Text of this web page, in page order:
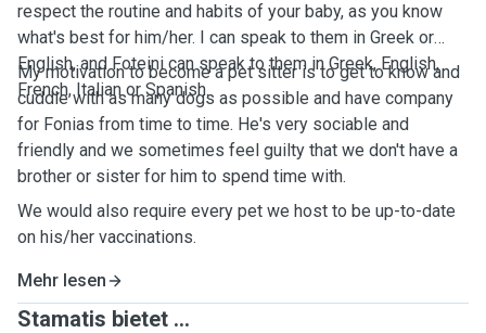
respect the routine and habits of your baby, as you know
what's best for him/her. I can speak to them in Greek or
English, and Foteini can speak to them in Greek, English,
French, Italian or Spanish.
My motivation to become a pet sitter is to get to know and
cuddle with as many dogs as possible and have company
for Fonias from time to time. He's very sociable and
friendly and we sometimes feel guilty that we don't have a
brother or sister for him to spend time with.
We would also require every pet we host to be up-to-date
on his/her vaccinations.
Mehr lesen
Stamatis bietet ...